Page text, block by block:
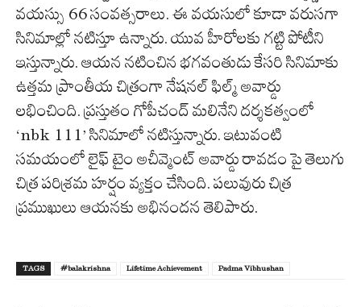
వయస్సు 66 సంవత్సరాలు. ఈ వయసులో కూడా వరుసగా
సినిమాల్లో నటిస్తూ ఉన్నారు. యువ హీరోలకు గట్టి పోటీని
ఇస్తున్నారు. ఆయన నటించిన భగవంతుడు కేసరి సినిమాకు
ఉత్తమ ప్రాంతీయ చిత్రంగా నేషనల్ ఫిల్మ్ అవార్డు
లభించింది. ప్రస్తుతం గోపీచంద్ మలినేని దర్శకత్వంలో
‘nbk 111’ సినిమాలో నటిస్తున్నారు. ఇటువంటి
సమయంలో లైఫ్ టైం అచీవ్మెంట్ అవార్డు రావడం పై తెలుగు
చిత్ర పరిశ్రమ హర్షం వ్యక్తం చేసింది. పలువురు చిత్ర
ప్రముఖులు ఆయనకు అభినందన తెలిపారు.
TAGS #balakrishna Lifetime Achievement Padma Vibhushan